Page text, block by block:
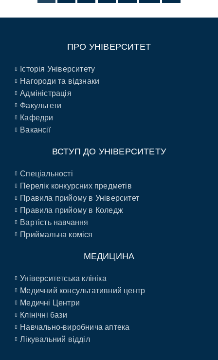
ПРО УНІВЕРСИТЕТ
Історія Університету
Нагороди та відзнаки
Адміністрація
Факультети
Кафедри
Вакансії
ВСТУП ДО УНІВЕРСИТЕТУ
Спеціальності
Перелік конкурсних предметів
Правила прийому в Університет
Правила прийому в Коледж
Вартість навчання
Приймальна коміся
МЕДИЦИНА
Університетська клініка
Медичний консультативний центр
Медичні Центри
Клінічні бази
Навчально-виробнича аптека
Лікувальний відділ